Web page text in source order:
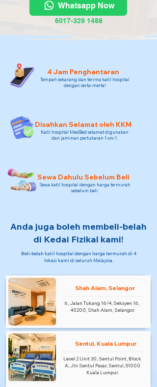
Whatsapp Now
6017-329 1488
4 Jam Penghantaran
Tempah sekarang dan terima katil hospital
dengan serta-merta!
Disahkan Selamat oleh KKM
Katil hospital MedBed selamat digunakan
dan jaminan pertukaran 1-on-1.
Sewa Dahulu Sebelum Beli
Sewa katil hospital dengan harga termurah
sebelum beli.
Anda juga boleh membeli-belah
di Kedai Fizikal kami!
Beli-belah katil hospital dengan harga termurah di 4
lokasi kami di seluruh Malaysia.
Shah Alam, Selangor
6, Jalan Tukang 16/4, Seksyen 16,
40200, Shah Alam, Selangor.
Sentul, Kuala Lumpur
Level 2 Unit 30, Sentul Point, Block
A, Jln Sentul Pasar, Sentul, 51000
Kuala Lumpur.